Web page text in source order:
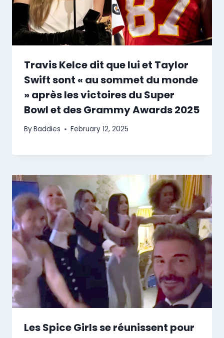
Travis Kelce dit que lui et Taylor
Swift sont « au sommet du monde
» après les victoires du Super
Bowl et des Grammy Awards 2025
ByBaddies February 12, 2025
Les Spice Girls se réunissent pour